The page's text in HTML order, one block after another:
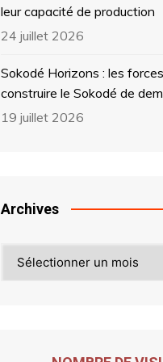
leur capacité de production
24 juillet 2026
Sokodé Horizons : les
construire le Sokodé de
19 juillet 2026
Archives